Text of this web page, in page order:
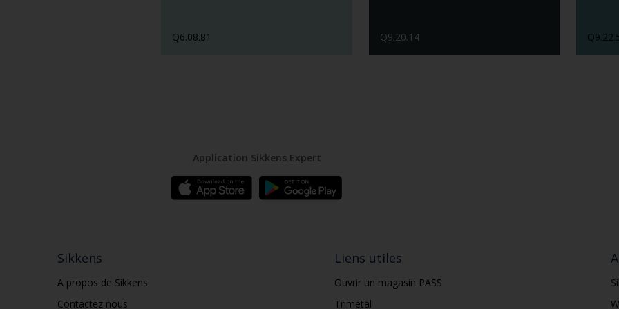
Q6.08.81 Q9.20.14
Application Sikkens Expert
Sikkens
A propos de Sikkens
Contactez nous
Liens utiles
Ouvrir un magasin PASS
Trimetal